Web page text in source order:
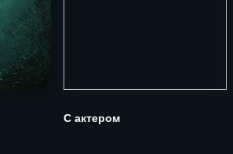
С актером